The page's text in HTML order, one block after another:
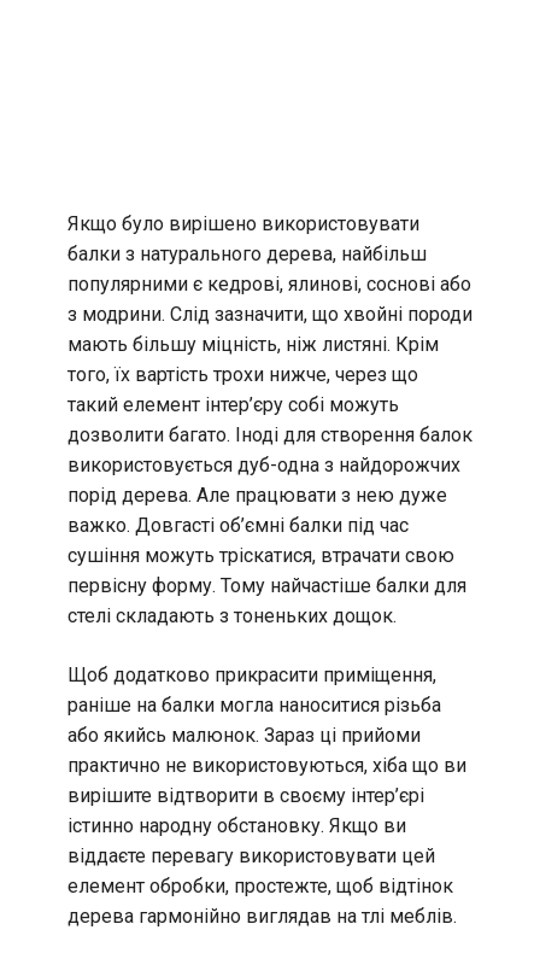
Якщо було вирішено використовувати
балки з натурального дерева, найбільш
популярними є кедрові, ялинові, соснові або
з модрини. Слід зазначити, що хвойні породи
мають більшу міцність, ніж листяні. Крім
того, їх вартість трохи нижче, через що
такий елемент інтер’єру собі можуть
дозволити багато. Іноді для створення балок
використовується дуб-одна з найдорожчих
порід дерева. Але працювати з нею дуже
важко. Довгасті об’ємні балки під час
сушіння можуть тріскатися, втрачати свою
первісну форму. Тому найчастіше балки для
стелі складають з тоненьких дощок.
Щоб додатково прикрасити приміщення,
раніше на балки могла наноситися різьба
або якийсь малюнок. Зараз ці прийоми
практично не використовуються, хіба що ви
вирішите відтворити в своєму інтер’єрі
істинно народну обстановку. Якщо ви
віддаєте перевагу використовувати цей
елемент обробки, простежте, щоб відтінок
дерева гармонійно виглядав на тлі меблів.